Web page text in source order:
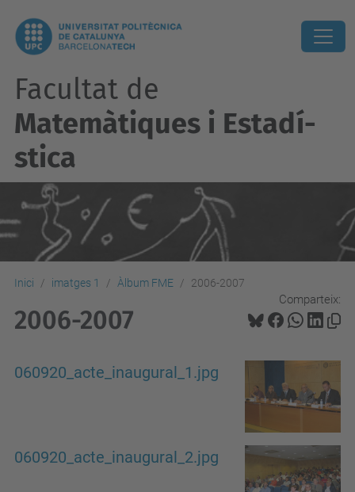
Facultat de
Matemàtiques i Estadí­
stica
Inici imatges 1 Àlbum FME 2006-2007
Comparteix:
2006-2007
060920_acte_inaugural_1.jpg
060920_acte_inaugural_2.jpg